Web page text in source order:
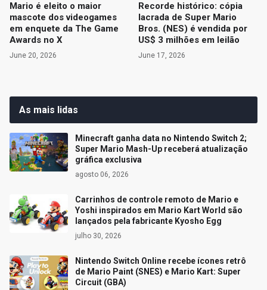
Mario é eleito o maior
mascote dos videogames
em enquete da The Game
Awards no X
June 20, 2026
Recorde histórico: cópia
lacrada de Super Mario
Bros. (NES) é vendida por
US$ 3 milhões em leilão
June 17, 2026
As mais lidas
Minecraft ganha data no Nintendo Switch 2;
Super Mario Mash-Up receberá atualização
gráfica exclusiva
agosto 06, 2026
Carrinhos de controle remoto de Mario e
Yoshi inspirados em Mario Kart World são
lançados pela fabricante Kyosho Egg
julho 30, 2026
Nintendo Switch Online recebe ícones retrô
de Mario Paint (SNES) e Mario Kart: Super
Circuit (GBA)